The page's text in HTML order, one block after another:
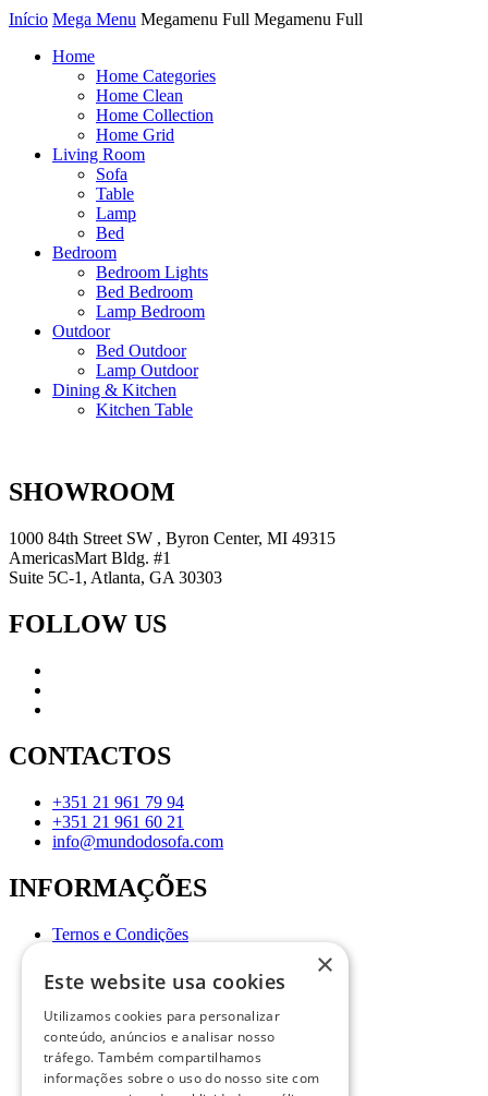
Início Mega Menu Megamenu Full Megamenu Full
Home
Home Categories
Home Clean
Home Collection
Home Grid
Living Room
Sofa
Table
Lamp
Bed
Bedroom
Bedroom Lights
Bed Bedroom
Lamp Bedroom
Outdoor
Bed Outdoor
Lamp Outdoor
Dining & Kitchen
Kitchen Table
SHOWROOM
1000 84th Street SW , Byron Center, MI 49315
AmericasMart Bldg. #1
Suite 5C-1, Atlanta, GA 30303
FOLLOW US
CONTACTOS
+351 21 961 79 94
+351 21 961 60 21
info@mundodosofa.com
INFORMAÇÕES
Ternos e Condições
Livro de Reclamações
Sobre
Perguntas Frequentes
×
Este website usa cookies
Utilizamos cookies para personalizar
conteúdo, anúncios e analisar nosso
tráfego. Também compartilhamos
informações sobre o uso do nosso site com